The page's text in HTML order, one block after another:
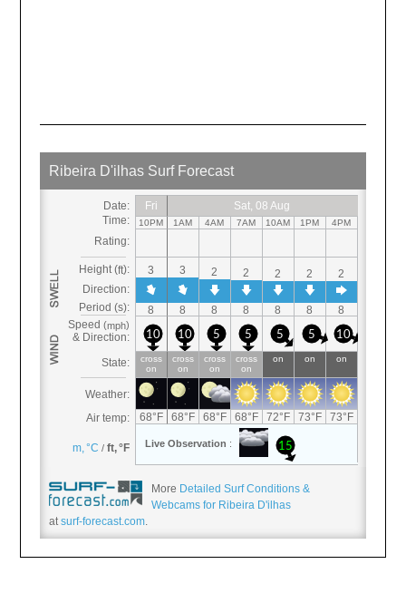
More Detailed Surf Conditions &
Webcams for Ribeira D'ilhas
atsurf-forecast.com.